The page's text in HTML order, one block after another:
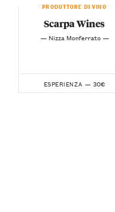
PRODUTTORE DI VINO
Scarpa Wines
— Nizza Monferrato —
ESPERIENZA — 30€